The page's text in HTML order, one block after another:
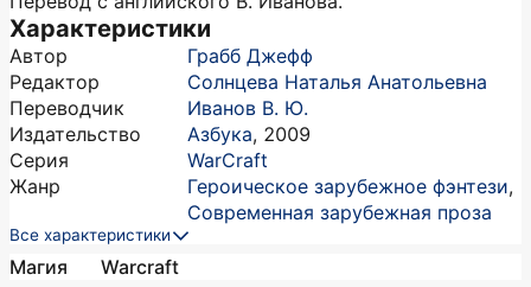
Характеристики
Автор
Грабб Джефф
Редактор
Солнцева Наталья Анатольевна
Переводчик
Иванов В. Ю.
Издательство
Азбука, 2009
Серия
WarCraft
Жанр
Героическое зарубежное фэнтези,
Современная зарубежная проза
Все характеристики
Магия Warcraft